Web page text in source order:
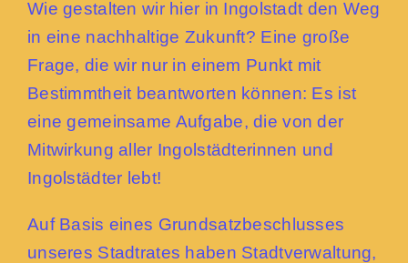
Wie gestalten wir hier in Ingolstadt den Weg
in eine nachhaltige Zukunft? Eine große
Frage, die wir nur in einem Punkt mit
Bestimmtheit beantworten können: Es ist
eine gemeinsame Aufgabe, die von der
Mitwirkung aller Ingolstädterinnen und
Ingolstädter lebt!
Auf Basis eines Grundsatzbeschlusses
unseres Stadtrates haben Stadtverwaltung,